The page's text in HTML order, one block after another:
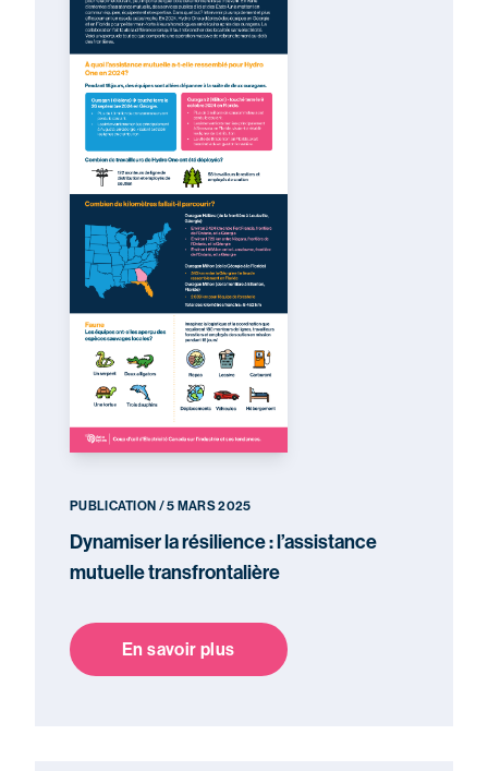
PUBLICATION / 5 MARS 2025
Dynamiser la résilience : l’assistance
mutuelle transfrontalière
En savoir plus